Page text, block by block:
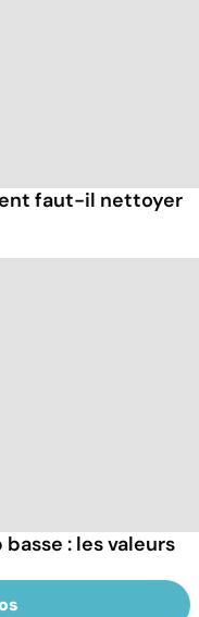
faut-il nettoyer
: les valeurs